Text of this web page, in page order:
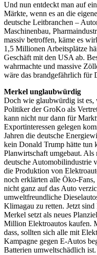
Und nun entdeckt man auf
Märkte, wenn es an die
deutsche Leitbranchen –
Maschinenbau,
massiv betroffen, käme es
1,5 Millionen Arbeitsplätze
Geschäft mit den USA ab.
wahrmachte und massive
wäre das brandgefährlich für
Merkel unglaubwürdig
Doch wie glaubwürdig ist es,
Politiker der GroKo als
kann nicht nur dann für
Exportinteressen gelegen
Jahren die deutsche
kein Donald Trump hätte tun
Planwirtschaft umgebaut. Als
deutsche Automobilindustrie
die Produktion von
noch erklärten alle Öko-
nicht ganz auf das Auto
umweltfreundliche
Klimagau zu retten. Jetzt
Merkel setzt als neues
Million Elektroautos kaufen.
dass, sollten sich alle mit
Kampagne gegen E-Autos
Batterien umweltschädlich ist.